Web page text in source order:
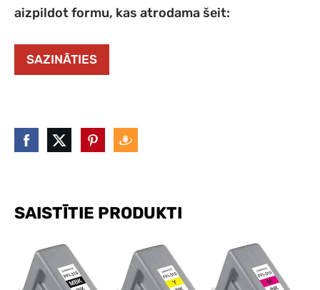
aizpildot formu, kas atrodama šeit:
SAZINĀTIES
SAISTĪTIE PRODUKTI